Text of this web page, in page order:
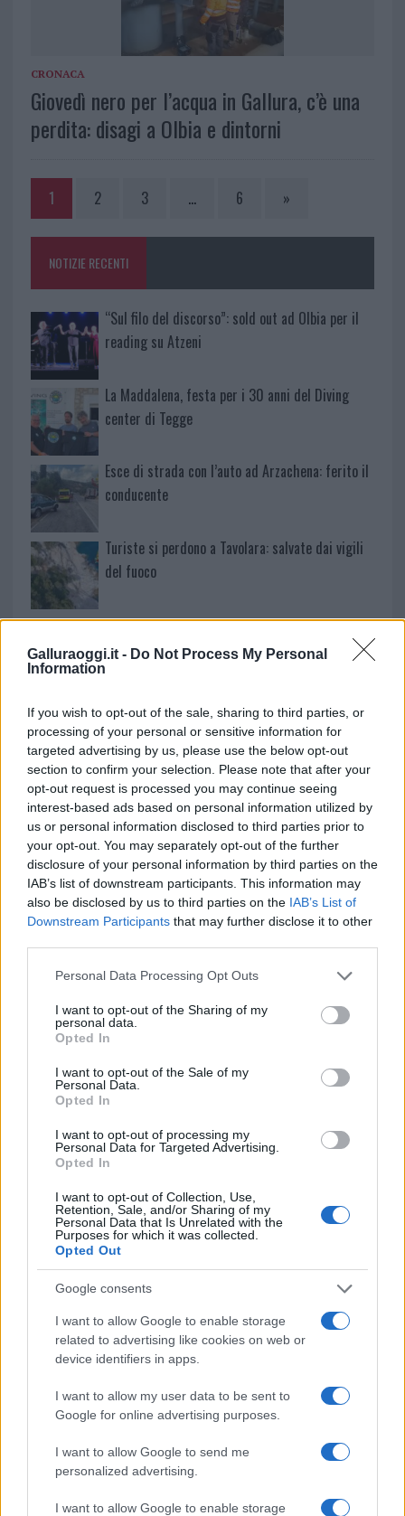
Galluraoggi.it - Do Not Process My Personal
Information
If you wish to opt-out of the sale, sharing to third parties, or
processing of your personal or sensitive information for
targeted advertising by us, please use the below opt-out
section to confirm your selection. Please note that after your
opt-out request is processed you may continue seeing
interest-based ads based on personal information utilized by
us or personal information disclosed to third parties prior to
your opt-out. You may separately opt-out of the further
disclosure of your personal information by third parties on the
IAB’s list of downstream participants. This information may
also be disclosed by us to third parties on the IAB’s List of
Downstream Participants that may further disclose it to other
Please note that this website/app uses one or more Google
not limited to your visit or usage behaviour. You may click to
grant or deny consent to Google and its third-party tags to
use your data for below specified purposes in below Google
consent section.
Personal Data Processing Opt Outs
I want to opt-out of the Sharing of my
personal data.
Opted In
I want to opt-out of the Sale of my
Personal Data.
Opted In
I want to opt-out of processing my
Personal Data for Targeted Advertising.
Opted In
I want to opt-out of Collection, Use,
Retention, Sale, and/or Sharing of my
Personal Data that Is Unrelated with the
Purposes for which it was collected.
Opted Out
Google consents
I want to allow Google to enable storage
related to advertising like cookies on web or
device identifiers in apps.
I want to allow my user data to be sent to
Google for online advertising purposes.
I want to allow Google to send me
personalized advertising.
I want to allow Google to enable storage
CRONACA
Giovedì nero per l’acqua in Gallura, c’è una
perdita: disagi a Olbia e dintorni
1 2 3 … 6 »
NOTIZIE RECENTI
“Sul filo del discorso”: sold out ad Olbia per il
reading su Atzeni
La Maddalena, festa per i 30 anni del Diving
center di Tegge
Esce di strada con l’auto ad Arzachena: ferito il
conducente
Turiste si perdono a Tavolara: salvate dai vigili
del fuoco
Meteo Olbia 6 agosto, migliora il tempo in
Gallura
persone: due bimbi tra i feriti
Red Valley Festival, musica no-stop a Olbia fino
alle 5